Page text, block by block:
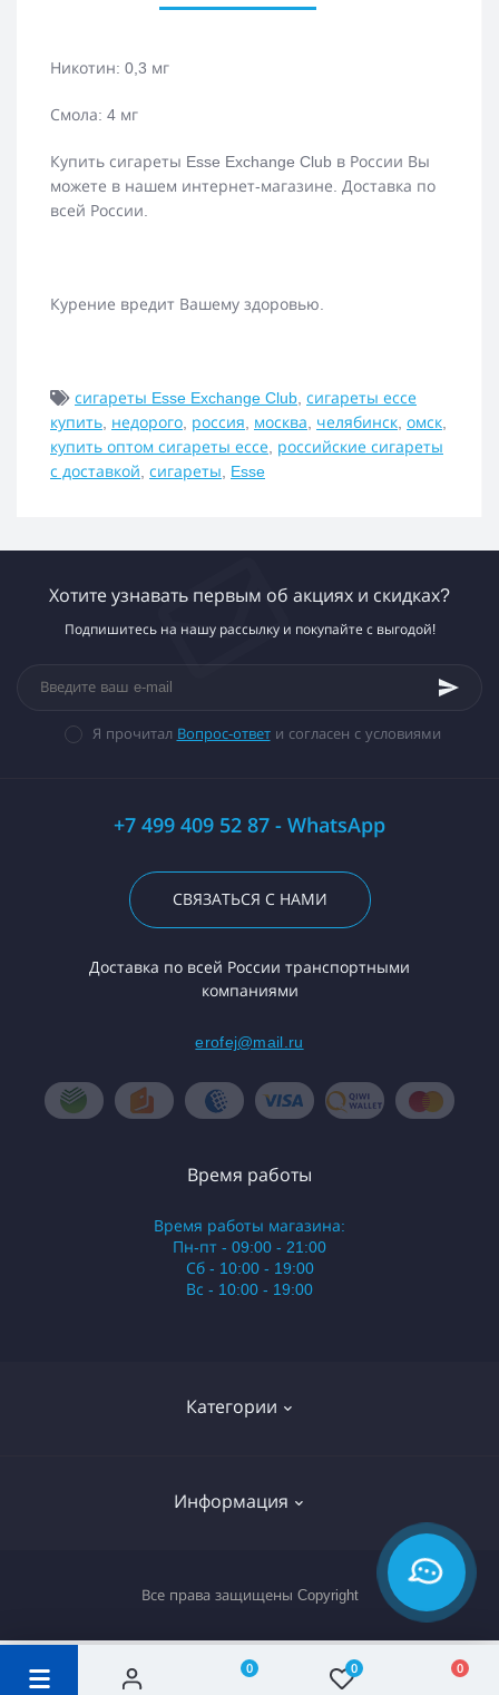
0 0 0
Никотин: 0,3 мг
Смола: 4 мг
Купить сигареты Esse Exchange Club в России Вы
можете в нашем интернет-магазине. Доставка по
всей России.
Курение вредит Вашему здоровью.
сигареты Esse Exchange Club сигареты ессе
купить недорого россия москва челябинск омск
купить оптом сигареты ессе
российские сигареты
с доставкой сигареты Esse
Хотите узнавать первым об акциях и скидках?
Подпишитесь на нашу рассылку и покупайте с выгодой!
Я прочитал Вопрос-ответи согласен с условиями
+7 499 409 52 87 - WhatsApp
СВЯЗАТЬСЯ С НАМИ
Доставка по всей России транспортными
компаниями
erofej@mail.ru
Категории
Сигариллы
Информация
Вопрос-ответ
Время работы
Время работы магазина:
Пн-пт - 09:00 - 21:00
Сб - 10:00 - 19:00
Вс - 10:00 - 19:00
Все права защищены Copyright